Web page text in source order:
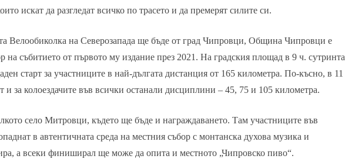
искат да разгледат всичко по трасето и да премерят силите си.
Велообиколка на Северозапада ще бъде от град Чипровци, Община Чипровци е
на събитието от първото му издание през 2021. На градския площад в 9 ч. сутринта
старт за участниците в най-дългата дистанция от 165 километра. По-късно, в 11
и за колоездачите във всички останали дисциплини – 45, 75 и 105 километра.
село Митровци, където ще бъде и награждаването. Там участниците във
в автентичната среда на местния събор с монтанска духова музика и
а всеки финиширал ще може да опита и местното „Чипровско пиво“.